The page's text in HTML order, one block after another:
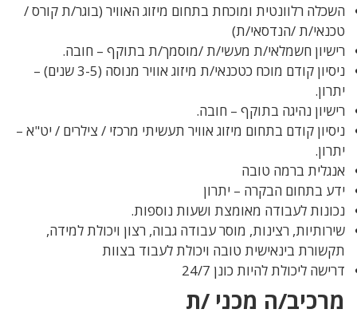
השכלה רלוונטית ומוכחת בתחום מיזוג האוויר (בוגר/ת קורס /
טכנאי/ת /הנדסאי/ת)
רישיון חשמלאי/ת מעשי/ת /מוסמך/ת בתוקף – חובה.
ניסיון קודם מוכח כטכנאי/ת מיזוג אוויר מנוסה (3-5 שנים) –
יתרון.
רישיון נהיגה בתוקף – חובה.
ניסיון קודם בתחום מיזוג אוויר תעשיתי מרכזי / צילרים / יט"א –
יתרון.
אנגלית ברמה טובה
ידע בתחום הבקרה – יתרון
נכונות לעבודה מאומצת ושעות נוספות.
שירותיות, רצינות, מוסר עבודה גבוה, רצון ויכולת למידה,
תקשורת בינאישית טובה ויכולת לעבוד בצוות
דרישה ליכולת להיות כונן 24/7
מרכיב/ה מכני /ת